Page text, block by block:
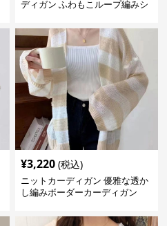
ディガン ふわもこループ編みシ
¥3,220 (税込)
ニットカーディガン 優雅な透か
し編みボーダーカーディガン